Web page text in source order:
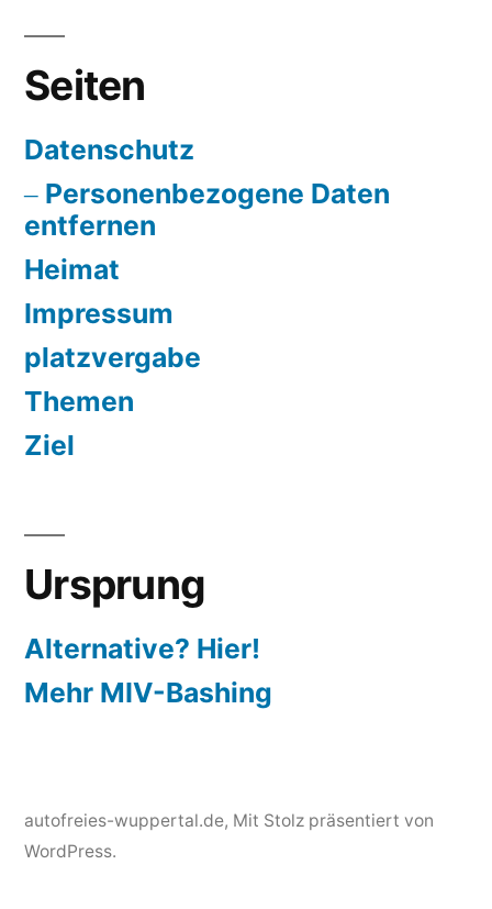
Seiten
Datenschutz
Personenbezogene Daten
entfernen
Heimat
Impressum
platzvergabe
Themen
Ziel
Ursprung
Alternative? Hier!
Mehr MIV-Bashing
autofreies-wuppertal.de, Mit Stolz präsentiert von
WordPress.